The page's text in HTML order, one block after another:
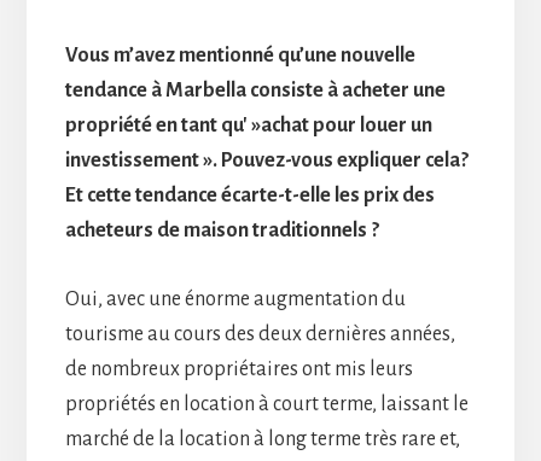
Vous m’avez mentionné qu’une nouvelle
tendance à Marbella consiste à acheter une
propriété en tant qu' »achat pour louer un
investissement ». Pouvez-vous expliquer cela?
Et cette tendance écarte-t-elle les prix des
acheteurs de maison traditionnels ?
Oui, avec une énorme augmentation du
tourisme au cours des deux dernières années,
de nombreux propriétaires ont mis leurs
propriétés en location à court terme, laissant le
marché de la location à long terme très rare et,